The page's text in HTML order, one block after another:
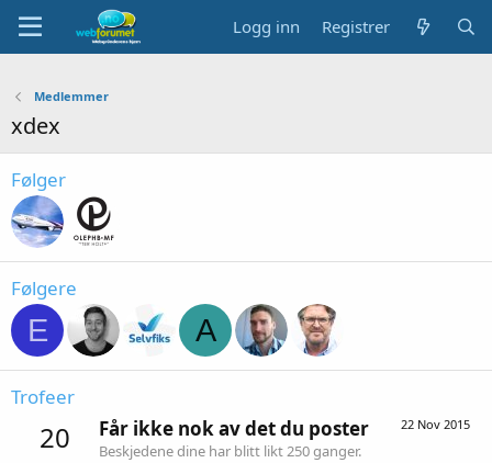
Logg inn Registrer
Medlemmer
xdex
Følger
Følgere
E A
Trofeer
20 22 Nov 2015
Får ikke nok av det du poster
Beskjedene dine har blitt likt 250 ganger.